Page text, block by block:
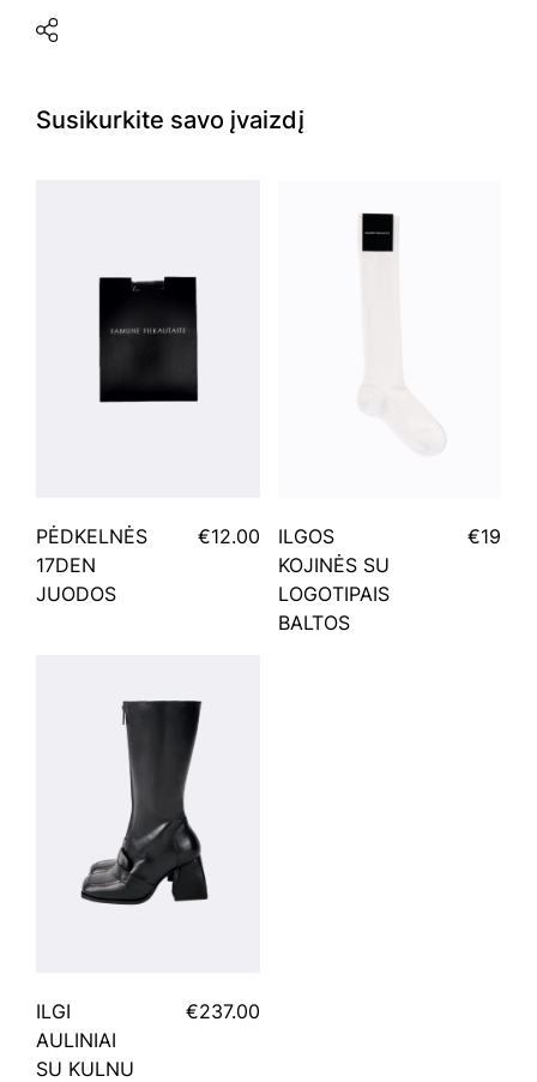
Susikurkite savo įvaizdį
PĖDKELNĖS
17DEN
JUODOS
€12.00
ILGOS
KOJINĖS SU
LOGOTIPAIS
BALTOS
€19
ILGI
AULINIAI
SU KULNU
€237.00